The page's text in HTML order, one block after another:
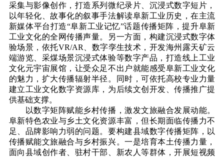
采集与影像创作，打造系列微纪录片、沉浸式数字短片，
以年轻化、故事化的叙事手法解读阜新工业历史，在主流
新媒体平台打造“阜新工业记忆”话题传播矩阵，提升阜新
工业文化的全网传播声量。另一方面，构建沉浸式数字体
验场景，依托VR/AR、数字孪生技术，开发海州露天矿云
端游览、采煤场景沉浸式体验等数字产品，打造线上工业
文化元宇宙展馆，让受众足不出户就能感受阜新工业文化
的魅力，扩大传播辐射半径。同时，可依托高校专业力量
建立工业文化数字资源库，为后续文创开发、传播推广提
供基础支撑。
以数字矩阵赋能乡村传播，激发文旅融合发展动能。
阜新特色农业与乡土文化资源丰富，但长期面临传播力不
足、品牌影响力弱的问题。要构建县域数字传播矩阵，以
传播赋能文旅融合与乡村振兴。一是培育本土传播力量，
面向县域创作者、驻村干部、新农人等群体，开展短视频